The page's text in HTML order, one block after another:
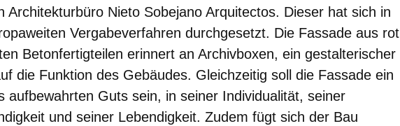
Architekturbüro Nieto Sobejano Arquitectos. Dieser hat sich in
Vergabeverfahren durchgesetzt. Die Fassade aus rot
Betonfertigteilen erinnert an Archivboxen, ein gestalterischer
die Funktion des Gebäudes. Gleichzeitig soll die Fassade ein
aufbewahrten Guts sein, in seiner Individualität, seiner
und seiner Lebendigkeit. Zudem fügt sich der Bau